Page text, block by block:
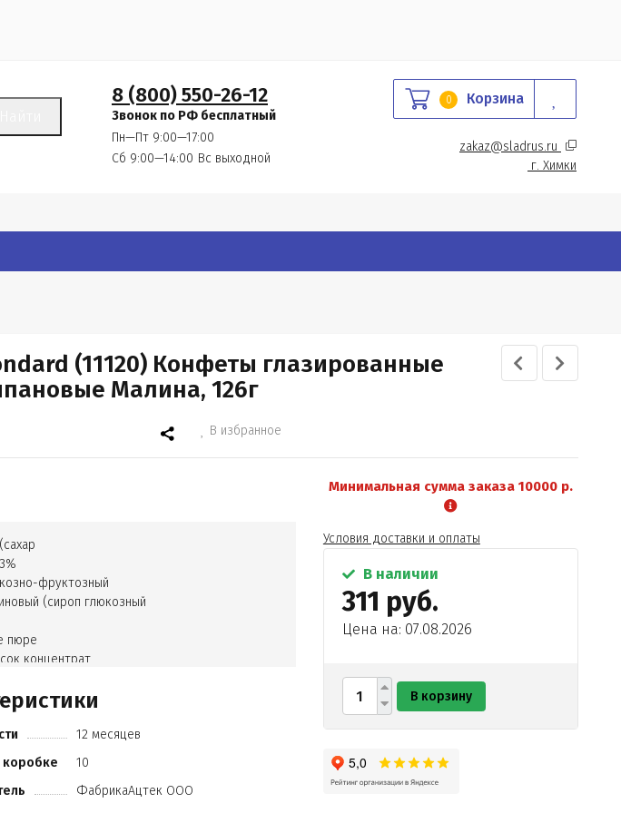
8 (800) 550-26-12
Звонок по РФ бесплатный
Пн—Пт 9:00—17:00
Сб 9:00—14:00 Вс выходной
0 Корзина
zakaz@sladrus.ru
г. Химки
(11120) Конфеты глазированные
Малина, 126г
В избранное
фруктозный
(сироп глюкозный
пюре
концентрат
лимонная кислота
сорбат калия
пищевой кармины)
(сорбит)
12 месяцев
коробке
10
ФабрикаАцтек ООО
Минимальная сумма заказа 10000 р.
Условия доставки и оплаты
В наличии
311 руб.
Цена на: 07.08.2026
В корзину